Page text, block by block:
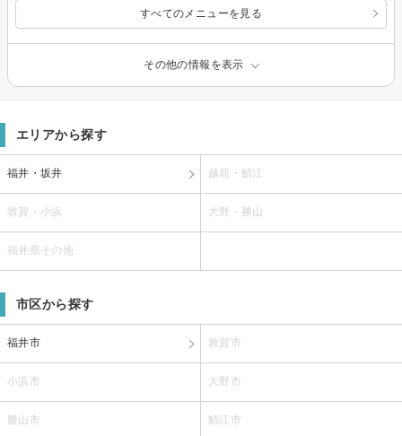
すべてのメニューを見る
その他の情報を表示
エリアから探す
福井・坂井 越前・鯖江
敦賀・小浜 大野・勝山
福井県その他
市区から探す
福井市 敦賀市
小浜市 大野市
勝山市 鯖江市